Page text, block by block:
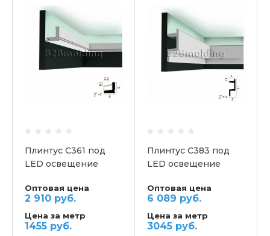
Плинтус C361 под
LED освещение
Оптовая цена
2 910 руб.
Цена за метр
1455 руб.
Плинтус C383 под
LED освещение
Оптовая цена
6 089 руб.
Цена за метр
3045 руб.